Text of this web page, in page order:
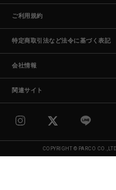
ご利用規約
特定商取引法など法令に基づく表記
会社情報
関連サイト
COPYRIGHT © PARCO